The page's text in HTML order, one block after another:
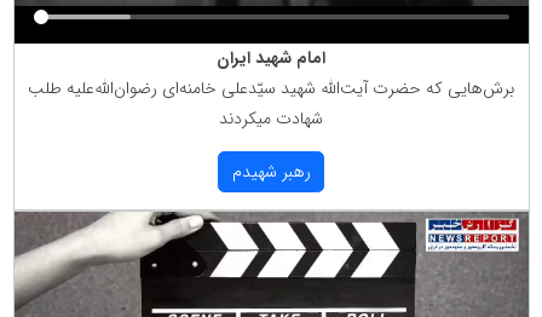
امام شهید ایران
برش‌هایی كه حضرت آیت‌الله شهید سیّدعلی خامنه‌ای رضوان‌الله‌علیه طلب
شهادت میكردند
رهبر شهیدم